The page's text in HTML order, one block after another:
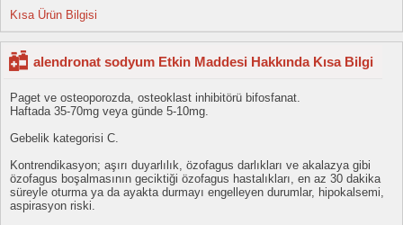
Kısa Ürün Bilgisi
alendronat sodyum Etkin Maddesi Hakkında Kısa Bilgi
Paget ve osteoporozda, osteoklast inhibitörü bifosfanat.
Haftada 35-70mg veya günde 5-10mg.
Gebelik kategorisi C.
Kontrendikasyon; aşırı duyarlılık, özofagus darlıkları ve akalazya gibi
özofagus boşalmasının geciktiği özofagus hastalıkları, en az 30 dakika
süreyle oturma ya da ayakta durmayı engelleyen durumlar, hipokalsemi,
aspirasyon riski.